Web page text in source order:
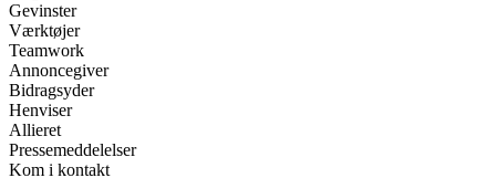
Gevinster
Værktøjer
Teamwork
Annoncegiver
Bidragsyder
Henviser
Allieret
Pressemeddelelser
Kom i kontakt